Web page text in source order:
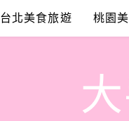
台北美食旅遊 桃園